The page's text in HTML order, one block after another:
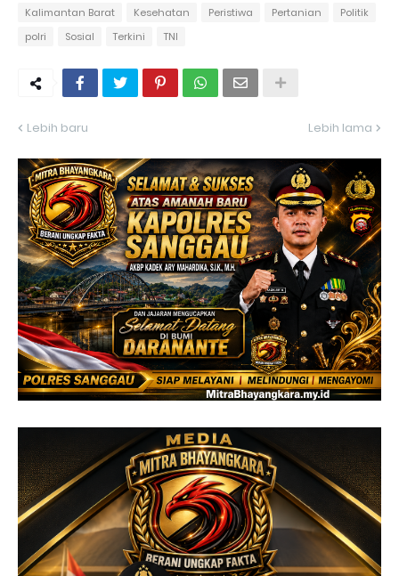
Kalimantan Barat
Kesehatan Peristiwa Pertanian
Politik
polri
Sosial Terkini TNI
Lebih baru Lebih lama